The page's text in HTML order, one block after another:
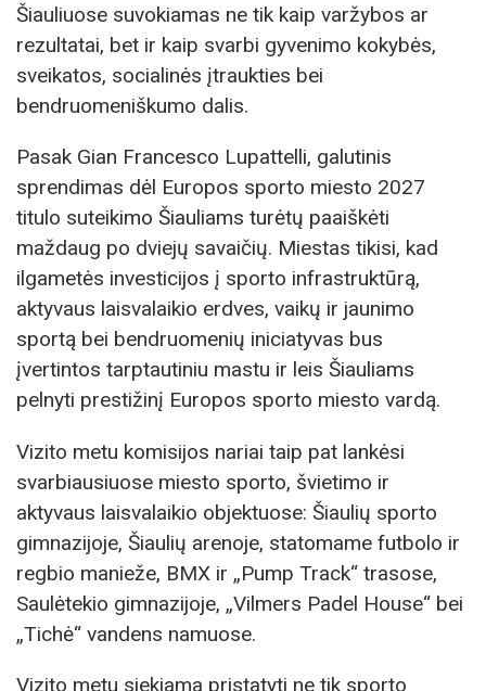
Šiauliuose suvokiamas ne tik kaip varžybos ar
rezultatai, bet ir kaip svarbi gyvenimo kokybės,
sveikatos, socialinės įtraukties bei
bendruomeniškumo dalis.
Pasak Gian Francesco Lupattelli, galutinis
sprendimas dėl Europos sporto miesto 2027
titulo suteikimo Šiauliams turėtų paaiškėti
maždaug po dviejų savaičių. Miestas tikisi, kad
ilgametės investicijos į sporto infrastruktūrą,
aktyvaus laisvalaikio erdves, vaikų ir jaunimo
sportą bei bendruomenių iniciatyvas bus
įvertintos tarptautiniu mastu ir leis Šiauliams
pelnyti prestižinį Europos sporto miesto vardą.
Vizito metu komisijos nariai taip pat lankėsi
svarbiausiuose miesto sporto, švietimo ir
aktyvaus laisvalaikio objektuose: Šiaulių sporto
gimnazijoje, Šiaulių arenoje, statomame futbolo ir
regbio manieže, BMX ir „Pump Track“ trasose,
Saulėtekio gimnazijoje, „Vilmers Padel House“ bei
„Tichė“ vandens namuose.
Vizito metu siekiama pristatyti ne tik sporto